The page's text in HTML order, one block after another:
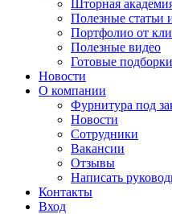
Шторная
Полезные статьи
Портфолио от
Полезные видео
Готовые подборки
Новости
О компании
Фурнитура под
Новости
Сотрудники
Вакансии
Отзывы
Написать
Контакты
Вход